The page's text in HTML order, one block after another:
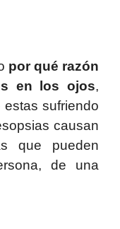
por qué razón
en los ojos,
sufriendo
causan
que pueden
de una